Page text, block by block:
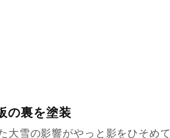
の裏を塗装
雪の影響がやっと影をひそめ